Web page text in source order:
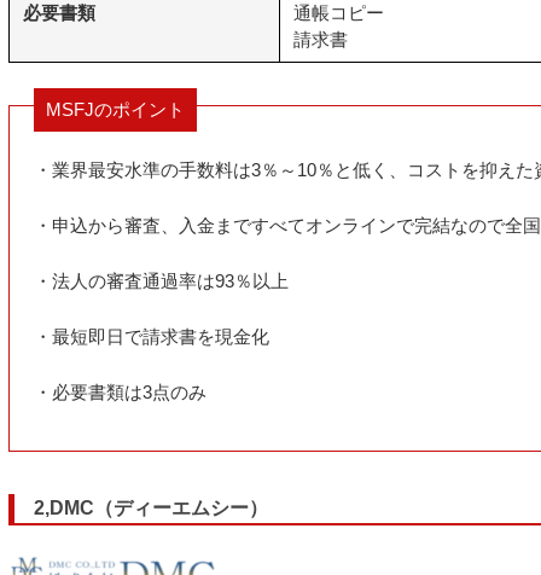
必要書類
通帳コピー
請求書
MSFJのポイント
・業界最安水準の手数料は3％～10％と低く、コストを抑え
・申込から審査、入金まですべてオンラインで完結なので全
・法人の審査通過率は93％以上
・最短即日で請求書を現金化
・必要書類は3点のみ
2,DMC（ディーエムシー）